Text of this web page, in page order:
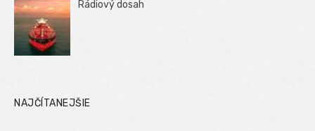
Rádiový dosah
NAJČÍTANEJŠIE